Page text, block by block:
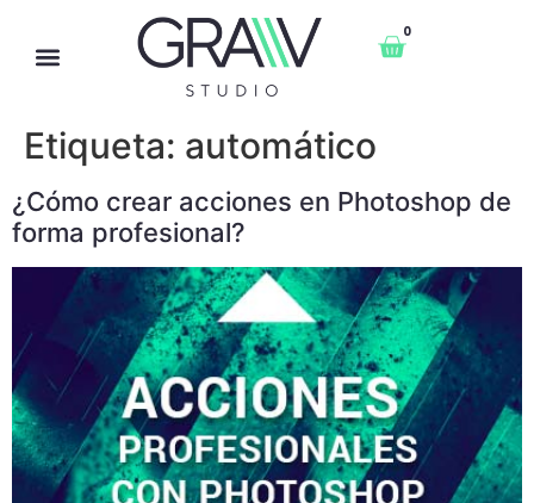
0
Etiqueta: automático
¿Cómo crear acciones en Photoshop de
forma profesional?